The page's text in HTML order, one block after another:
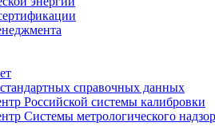
справочных данных
Российской системы калибровки
Системы метрологического